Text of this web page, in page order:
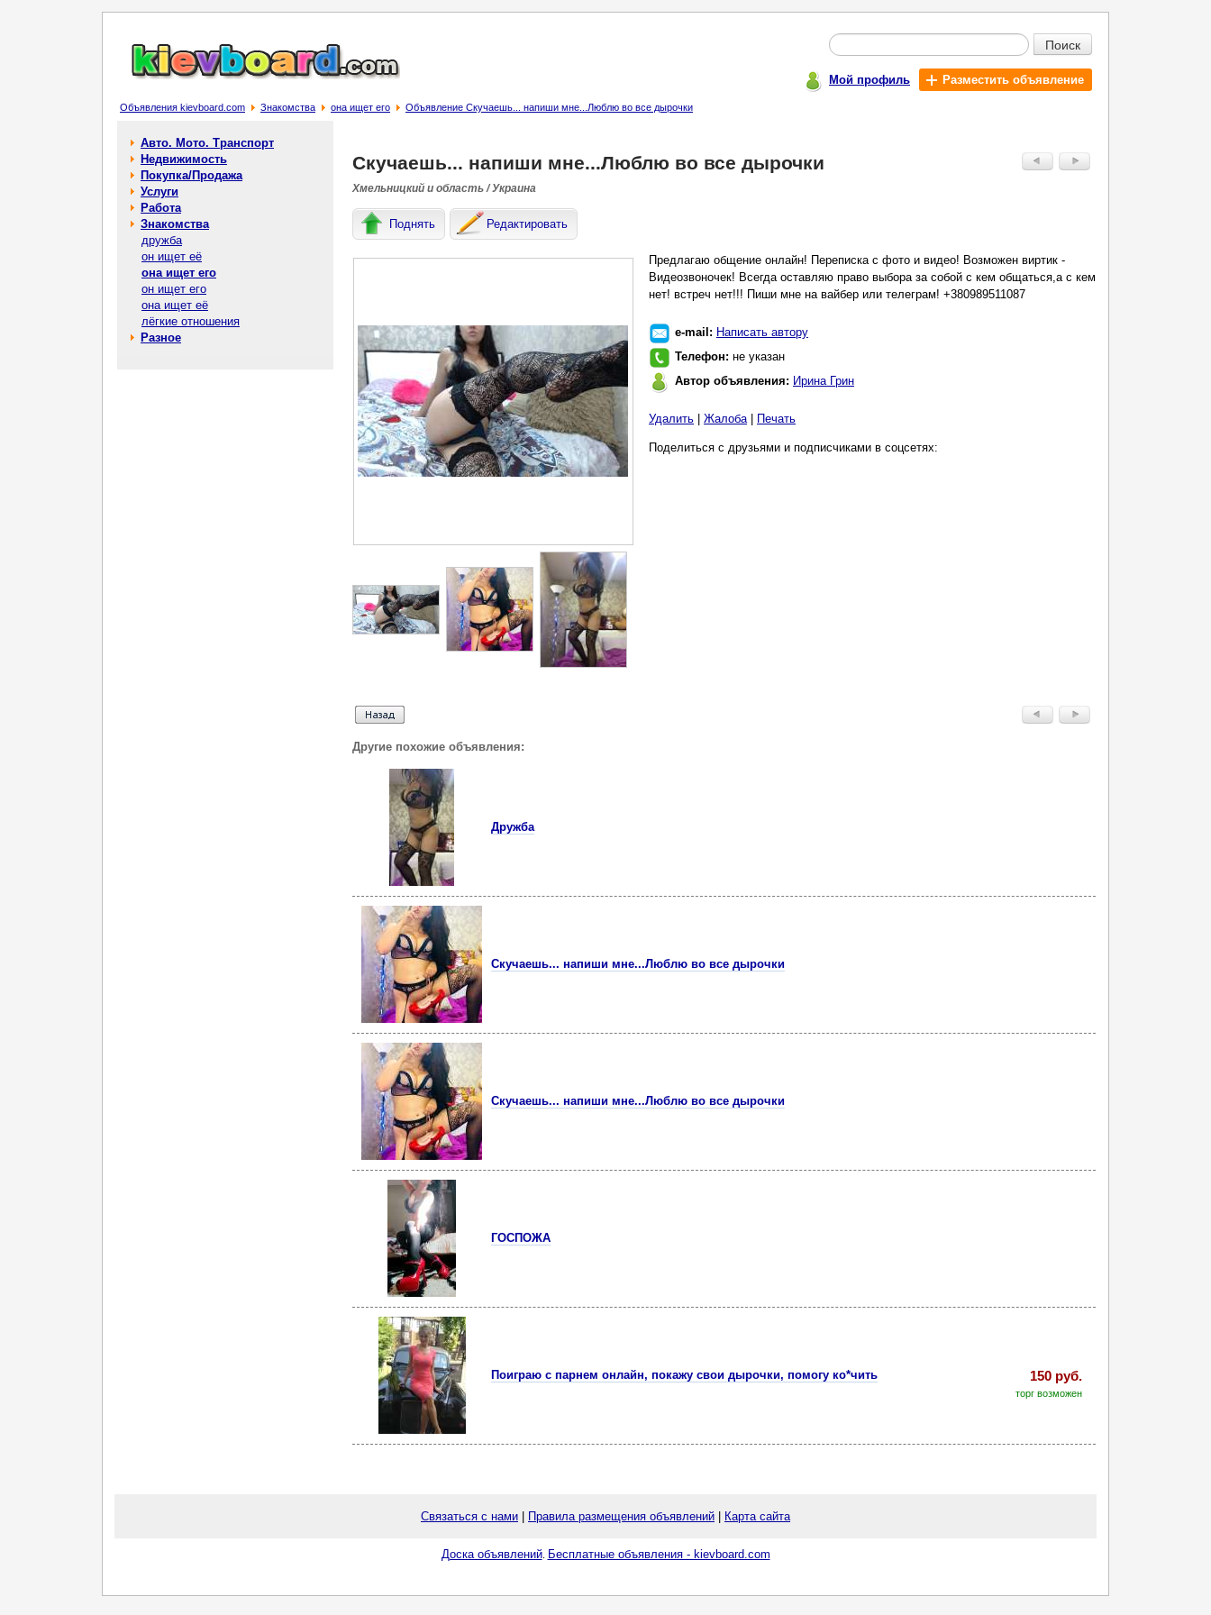
Поиск
Мой профиль Разместить объявление
Объявления kievboard.com Знакомства она ищет его Объявление Скучаешь... напиши мне...Люблю во все дырочки
Авто. Мото. Транспорт
Недвижимость
Покупка/Продажа
Услуги
Работа
Знакомства
дружба
он ищет её
она ищет его
он ищет его
она ищет её
лёгкие отношения
Разное
Скучаешь... напиши мне...Люблю во все дырочки
Хмельницкий и область / Украина
Поднять Редактировать
Предлагаю общение онлайн! Переписка с фото и видео! Возможен виртик -
Видеозвоночек! Всегда оставляю право выбора за собой с кем общаться,а с кем
нет! встреч нет!!! Пиши мне на вайбер или телеграм! +380989511087
e-mail: Написать автору
Телефон: не указан
Автор объявления: Ирина Грин
Удалить Жалоба| Печать
Поделиться с друзьями и подписчиками в соцсетях:
Другие похожие объявления:
Дружба
Скучаешь... напиши мне...Люблю во все дырочки
Скучаешь... напиши мне...Люблю во все дырочки
ГОСПОЖА
Поиграю с парнем онлайн, покажу свои дырочки, помогу ко*чить 150 руб.
торг возможен
Связаться с нами Правила размещения объявлений Карта сайта
Доска объявлений. Бесплатные объявления - kievboard.com